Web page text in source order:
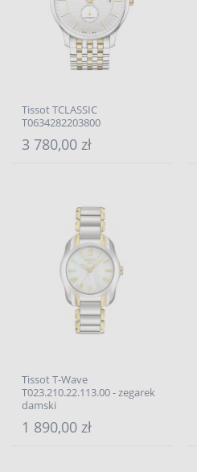
Tissot TCLASSIC
T0634282203800
3 780,00 zł
Tissot T-Wave
T023.210.22.113.00 - zegarek
damski
1 890,00 zł